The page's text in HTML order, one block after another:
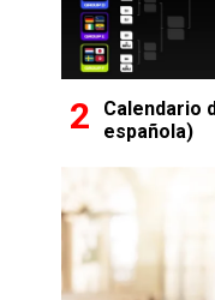
Calendario
española)